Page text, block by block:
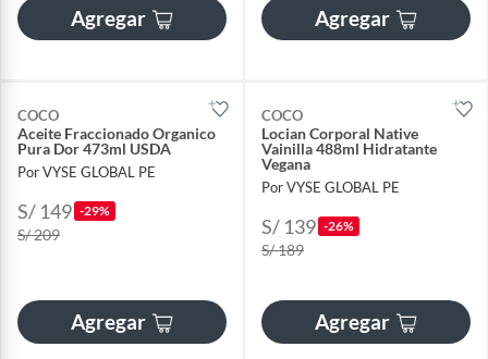
Agregar Agregar
COCO
Aceite Fraccionado Organico
Pura Dor 473ml USDA
Por VYSE GLOBAL PE
S/ 149 -29%
S/ 209
Agregar
COCO
Locian Corporal Native
Vainilla 488ml Hidratante
Vegana
Por VYSE GLOBAL PE
S/ 139 -26%
S/ 189
Agregar